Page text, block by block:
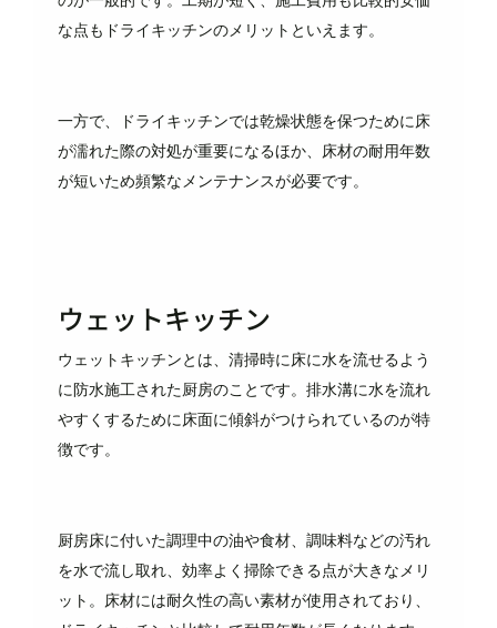
な点もドライキッチンのメリットといえます。
一方で、ドライキッチンでは乾燥状態を保つために床
が濡れた際の対処が重要になるほか、床材の耐用年数
が短いため頻繁なメンテナンスが必要です。
ウェットキッチン
ウェットキッチンとは、清掃時に床に水を流せるよう
に防水施工された厨房のことです。排水溝に水を流れ
やすくするために床面に傾斜がつけられているのが特
徴です。
厨房床に付いた調理中の油や食材、調味料などの汚れ
を水で流し取れ、効率よく掃除できる点が大きなメリ
ット。床材には耐久性の高い素材が使用されており、